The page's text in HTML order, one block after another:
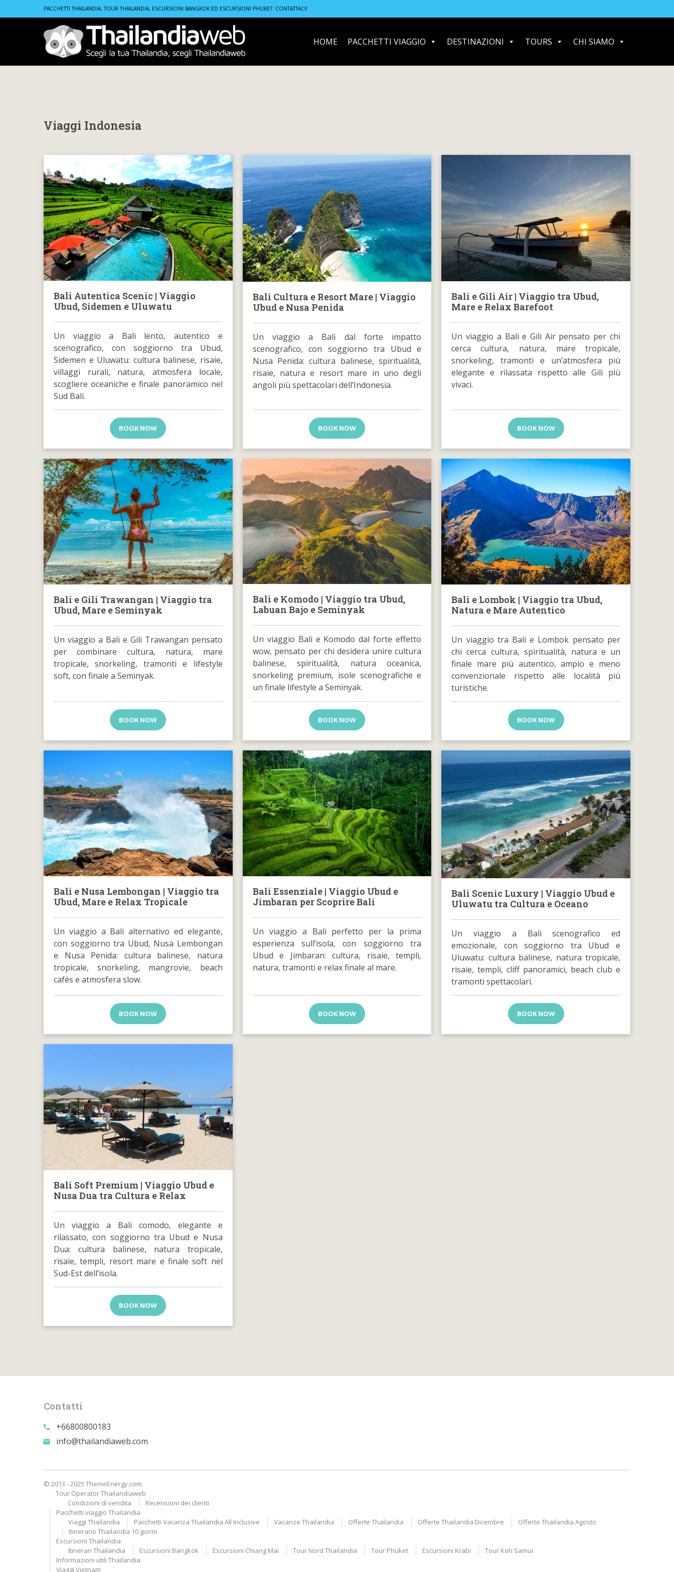
PACCHETTI THAILANDIA, TOUR THAILANDIA, ESCURSIONI BANGKOK ED ESCURSIONI PHUKET: CONTATTACI!
HOME PACCHETTI VIAGGIO DESTINAZIONI TOURS CHI SIAMO
Home Viaggi Indonesia
Viaggi Indonesia
Bali Autentica Scenic | Viaggio
Ubud, Sidemen e Uluwatu
Un viaggio a Bali lento, autentico e
scenografico, con soggiorno tra Ubud,
Sidemen e Uluwatu: cultura balinese, risaie,
villaggi rurali, natura, atmosfera locale,
scogliere oceaniche e finale panoramico nel
Sud Bali.
BOOK NOW
Bali Cultura e Resort Mare | Viaggio
Ubud e Nusa Penida
Un viaggio a Bali dal forte impatto
scenografico, con soggiorno tra Ubud e
Nusa Penida: cultura balinese, spiritualità,
risaie, natura e resort mare in uno degli
angoli più spettacolari dell’Indonesia.
BOOK NOW
Bali e Gili Air | Viaggio tra Ubud,
Mare e Relax Barefoot
Un viaggio a Bali e Gili Air pensato per chi
cerca cultura, natura, mare tropicale,
snorkeling, tramonti e un’atmosfera più
elegante e rilassata rispetto alle Gili più
vivaci.
BOOK NOW
Bali e Gili Trawangan | Viaggio tra
Ubud, Mare e Seminyak
Un viaggio a Bali e Gili Trawangan pensato
per combinare cultura, natura, mare
tropicale, snorkeling, tramonti e lifestyle
soft, con finale a Seminyak.
BOOK NOW
Bali e Komodo | Viaggio tra Ubud,
Labuan Bajo e Seminyak
Un viaggio Bali e Komodo dal forte effetto
wow, pensato per chi desidera unire cultura
balinese, spiritualità, natura oceanica,
snorkeling premium, isole scenografiche e
un finale lifestyle a Seminyak.
BOOK NOW
Bali e Lombok | Viaggio tra Ubud,
Natura e Mare Autentico
Un viaggio tra Bali e Lombok pensato per
chi cerca cultura, spiritualità, natura e un
finale mare più autentico, ampio e meno
convenzionale rispetto alle località più
turistiche.
BOOK NOW
Bali e Nusa Lembongan | Viaggio tra
Ubud, Mare e Relax Tropicale
Un viaggio a Bali alternativo ed elegante,
con soggiorno tra Ubud, Nusa Lembongan
e Nusa Penida: cultura balinese, natura
tropicale, snorkeling, mangrovie, beach
cafés e atmosfera slow.
BOOK NOW
Bali Essenziale | Viaggio Ubud e
Jimbaran per Scoprire Bali
Un viaggio a Bali perfetto per la prima
esperienza sull’isola, con soggiorno tra
Ubud e Jimbaran: cultura, risaie, templi,
natura, tramonti e relax finale al mare.
BOOK NOW
Bali Scenic Luxury | Viaggio Ubud e
Uluwatu tra Cultura e Oceano
Un viaggio a Bali scenografico ed
emozionale, con soggiorno tra Ubud e
Uluwatu: cultura balinese, natura tropicale,
risaie, templi, cliff panoramici, beach club e
tramonti spettacolari.
BOOK NOW
Bali Soft Premium | Viaggio Ubud e
Nusa Dua tra Cultura e Relax
Un viaggio a Bali comodo, elegante e
rilassato, con soggiorno tra Ubud e Nusa
Dua: cultura balinese, natura tropicale,
risaie, templi, resort mare e finale soft nel
Sud-Est dell’isola.
BOOK NOW
Contatti
call +66800800183
email info@thailandiaweb.com
© 2013 - 2025 ThemeEnergy.com
Tour Operator Thailandiaweb
Condizioni di vendita
Recensioni dei clienti
Pacchetti viaggio Thailandia
Viaggi Thailandia
Pacchetti Vacanza Thailandia All Inclusive Vacanze Thailandia Offerte Thailandia Offerte Thailandia Dicembre
Offerte Thailandia Agosto
Itinerario Thailandia 10 giorni
Escursioni Thailandia
Itinerari Thailandia
Escursioni Bangkok Escursioni Chiang Mai Tour Nord Thailandia Tour Phuket Escursioni Krabi
Tour Koh Samui
Informazioni utili Thailandia
Viaggi Vietnam